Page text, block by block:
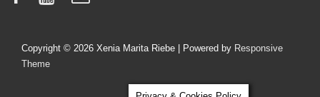
Copyright © 2026 Xenia Marita Riebe | Powered by Responsive
Theme